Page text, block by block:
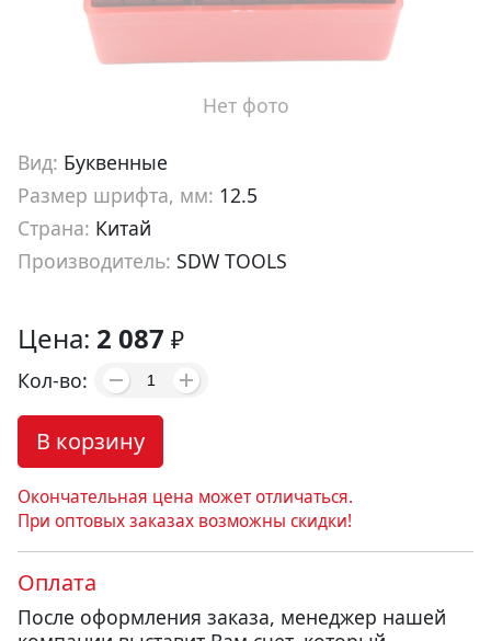
Нет фото
Вид: Буквенные
Размер шрифта, мм: 12.5
Страна: Китай
Производитель: SDW TOOLS
Цена: 2 087 ₽
Кол-во:
В корзину
Окончательная цена может отличаться.
При оптовых заказах возможны скидки!
Оплата
После оформления заказа, менеджер нашей